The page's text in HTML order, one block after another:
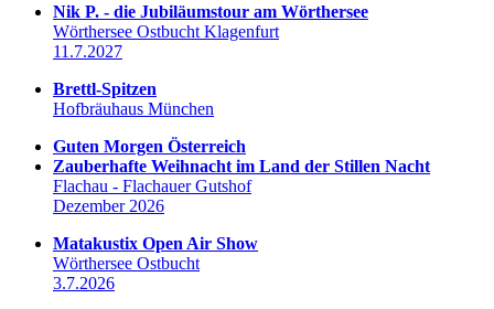
Nik P. - die Jubiläumstour am Wörthersee
Wörthersee Ostbucht Klagenfurt
11.7.2027
Brettl-Spitzen
Hofbräuhaus München
Guten Morgen Österreich
Zauberhafte Weihnacht im Land der Stillen Nacht
Flachau - Flachauer Gutshof
Dezember 2026
Matakustix Open Air Show
Wörthersee Ostbucht
3.7.2026